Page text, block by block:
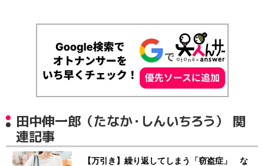
田中伸一郎（たなか・しんいちろう） 関
連記事
【万引き】繰り返してしまう「窃盗症」 な